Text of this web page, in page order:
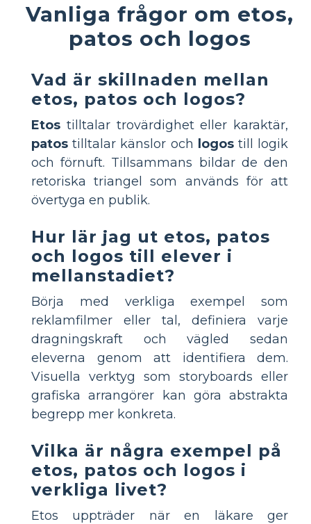
Vanliga frågor om etos,
patos och logos
Vad är skillnaden mellan
etos, patos och logos?
Etos tilltalar trovärdighet eller karaktär,
patos tilltalar känslor och logostill logik
och förnuft. Tillsammans bildar de den
retoriska triangel som används för att
övertyga en publik.
Hur lär jag ut etos, patos
och logos till elever i
mellanstadiet?
Börja med verkliga exempel som
reklamfilmer eller tal, definiera varje
dragningskraft och vägled sedan
eleverna genom att identifiera dem.
Visuella verktyg som storyboards eller
grafiska arrangörer kan göra abstrakta
begrepp mer konkreta.
Vilka är några exempel på
etos, patos och logos i
verkliga livet?
Etos uppträder när en läkare ger